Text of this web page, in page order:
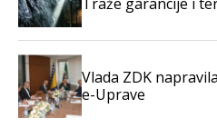
Vlada ZDK
e-Uprave